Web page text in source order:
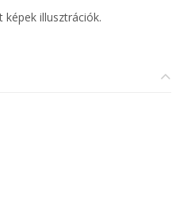
illusztrációk.